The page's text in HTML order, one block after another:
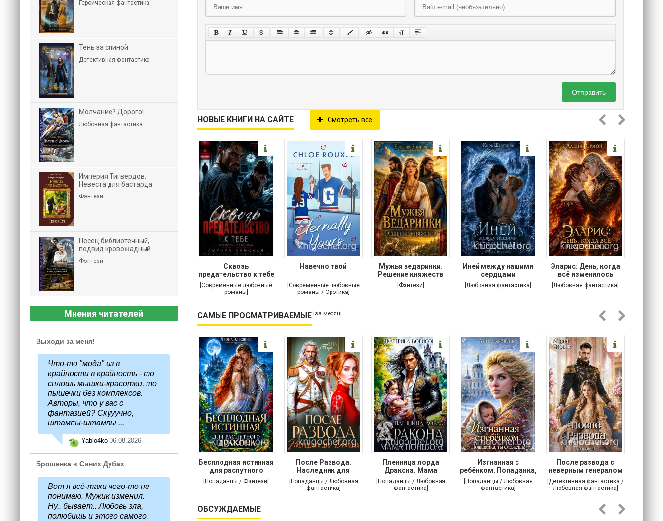
Отправить
НОВЫЕ КНИГИ НА САЙТЕ Смотреть все
Сквозь
предательство к тебе
[Современные любовные
романы]
Навечно твой
[Современные любовные
романы / Эротика]
Мужья ведаринки.
Решение княжеств
[Фэнтези]
Иней между нашими
сердцами
[Любовная фантастика]
Эларис: День, когда
всё изменилось
[Любовная фантастика]
САМЫЕ ПРОСМАТРИВАЕМЫЕ [за месяц]
Бесплодная истинная
для распутного
дракона
[Попаданцы / Фэнтези]
После Развода.
Наследник для
дракона
[Попаданцы / Любовная
фантастика]
Пленница лорда
Дракона. Мама
поневоле
[Попаданцы / Любовная
фантастика]
Изгнанная с
ребёнком. Попаданка,
ты сможешь!
[Попаданцы / Любовная
фантастика]
После развода с
неверным генералом
драконов
[Детективная фантастика /
Любовная фантастика]
ОБСУЖДАЕМЫЕ
Героическая фантастика
Тень за спиной
Детективная фантастика
Молчание? Дорого!
Любовная фантастика
Империя Тигвердов.
Невеста для бастарда
Фэнтези
Песец библиотечный,
подвид кровожадный
Фэнтези
Мнения читателей
Выходи за меня!
Что-то "мода" из в
крайности в крайность - то
сплошь мышки-красотки, то
пышечки без комплексов.
Авторы, что у вас с
фантазией? Скууучно,
штампы-штампы ...
Yablo4ko 06.08.2026
Брошенка в Синих Дубах
Вот я всё-таки чего-то не
понимаю. Мужик изменил.
Ну.. бывает.. Любовь зла,
полюбишь и этого самого.